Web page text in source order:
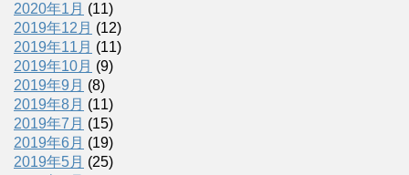
2020年1月 (11)
2019年12月 (12)
2019年11月 (11)
2019年10月 (9)
2019年9月 (8)
2019年8月 (11)
2019年7月 (15)
2019年6月 (19)
2019年5月 (25)